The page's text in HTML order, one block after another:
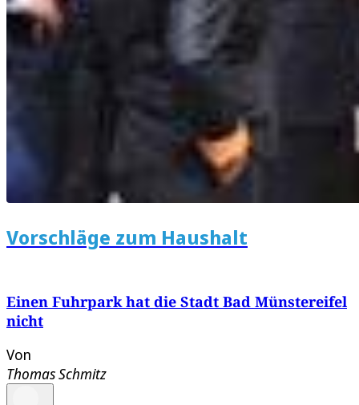
Vorschläge zum Haushalt
Einen Fuhrpark hat die Stadt Bad Münstereifel
nicht
Von
Thomas Schmitz